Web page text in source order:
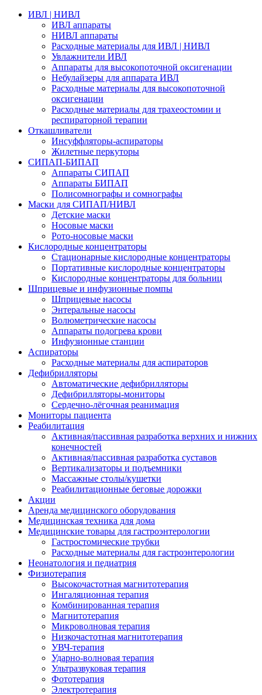
ИВЛ | НИВЛ
ИВЛ аппараты
НИВЛ аппараты
Расходные материалы для ИВЛ | НИВЛ
Увлажнители ИВЛ
Аппараты для высокопоточной оксигенации
Небулайзеры для аппарата ИВЛ
Расходные материалы для высокопоточной
оксигенации
Расходные материалы для трахеостомии и
респираторной терапии
Откашливатели
Инсуффляторы-аспираторы
Жилетные перкуторы
CИПАП-БИПАП
Аппараты СИПАП
Аппараты БИПАП
Полисомнографы и сомнографы
Маски для СИПАП/НИВЛ
Детские маски
Носовые маски
Рото-носовые маски
Кислородные концентраторы
Стационарные кислородные концентраторы
Портативные кислородные концентраторы
Кислородные концентраторы для больниц
Шприцевые и инфузионные помпы
Шприцевые насосы
Энтеральные насосы
Волюметрические насосы
Аппараты подогрева крови
Инфузионные станции
Аспираторы
Расходные материалы для аспираторов
Дефибрилляторы
Автоматические дефибрилляторы
Дефибрилляторы-мониторы
Сердечно-лёгочная реанимация
Мониторы пациента
Реабилитация
Активная/пассивная разработка верхних и нижних
конечностей
Активная/пассивная разработка суставов
Вертикализаторы и подъемники
Массажные столы/кушетки
Реабилитационные беговые дорожки
Акции
Аренда медицинского оборудования
Медицинская техника для дома
Медицинские товары для гастроэнтерологии
Гастростомические трубки
Расходные материалы для гастроэнтерологии
Неонатология и педиатрия
Физиотерапия
Высокочастотная магнитотерапия
Ингаляционная терапия
Комбинированная терапия
Магнитотерапия
Микроволновая терапия
Низкочастотная магнитотерапия
УВЧ-терапия
Ударно-волновая терапия
Ультразвуковая терапия
Фототерапия
Электротерапия